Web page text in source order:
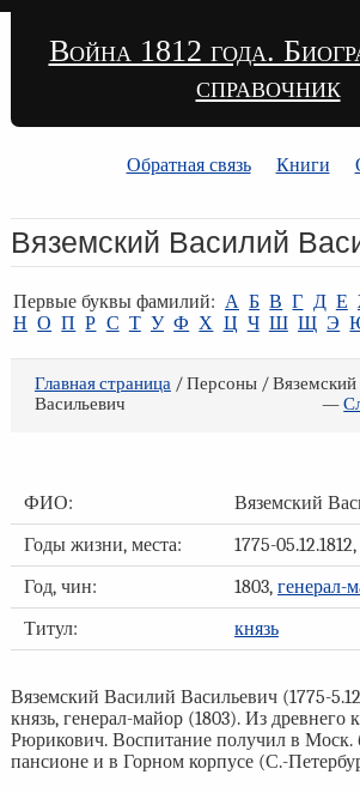
Война 1812 года.
справочник
Обратная связь Книги
Вяземский Василий
Первые буквы фамилий: А Б В Г Д Е
Н О П Р С Т У Ф Х Ц Ч Ш Щ Э
Главная страница/ Персоны / Вяземский
Васильевич
—
ФИО:
Вяземский
Годы жизни, места:
1775-
Год, чин:
1803, генерал-
Титул:
князь
Вяземский Василий Васильевич (1775-
князь, генерал-майор (1803). Из древнего
Рюрикович. Воспитание получил в Моск.
пансионе и в Горном корпусе (С.-